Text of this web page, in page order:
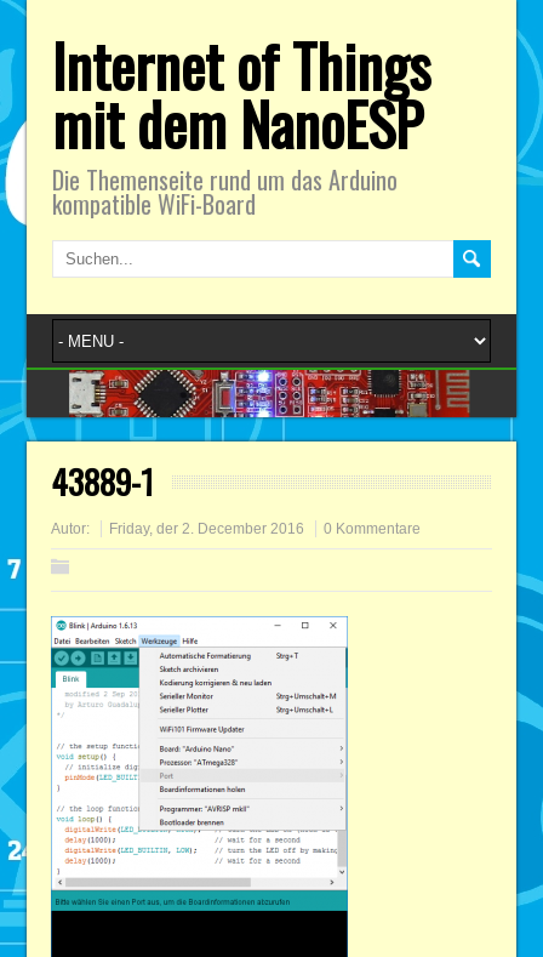
Internet of Things
mit dem NanoESP
Die Themenseite rund um das Arduino
kompatible WiFi-Board
43889-1
Autor: Friday, der 2. December 2016 0 Kommentare